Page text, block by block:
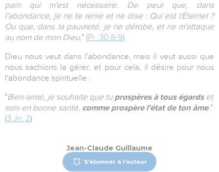
pain qui m'est nécessaire. De peur que, dans
l'abondance, je ne te renie et ne dise : Qui est l'Éternel ?
Ou que, dans la pauvreté, je ne dérobe, et ne m'attaque
au nom de mon Dieu." (Pr. 30.8-9).
Dieu nous veut dans l'abondance, mais il veut aussi que
nous sachions la gérer, et pour cela, il désire pour nous
l'abondance spirituelle :
"Bien-aimé, je souhaite que tuprospères à tous égardset
sois en bonne santé, comme prospère l'état de ton âme."
(3 Jn. 2)
Jean-Claude Guillaume
S'abonner à l'auteur